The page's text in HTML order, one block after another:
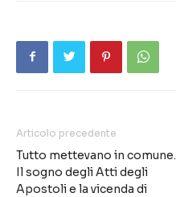
Articolo precedente
Tutto mettevano in comune.
Il sogno degli Atti degli
Apostoli e la vicenda di